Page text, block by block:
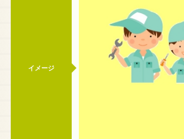
イメージ